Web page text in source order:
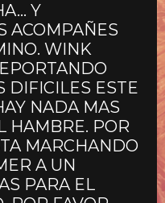
Y
ACOMPAÑES
WINK
DIFICILES ESTE
NADA MAS
HAMBRE. POR
MARCHANDO
A UN
PARA EL